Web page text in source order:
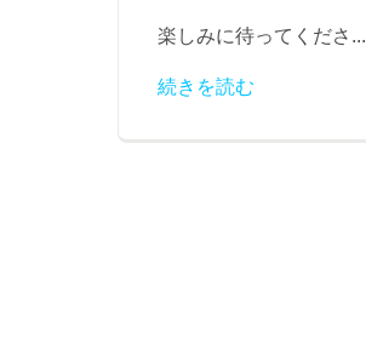
楽しみに待ってくださ...
続きを読む